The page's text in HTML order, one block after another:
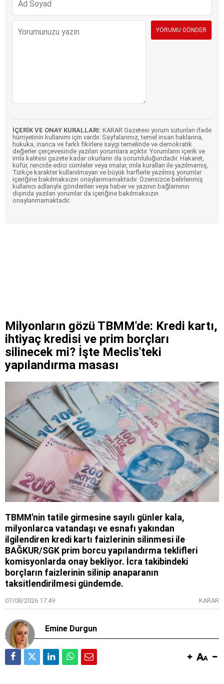
İÇERİK VE ONAY KURALLARI: KARAR Gazetesi yorum sütunları ifade
hürriyetinin kullanımı için vardır. Sayfalarımız, temel insan haklarına,
hukuka, inanca ve farklı fikirlere saygı temelinde ve demokratik
değerler çerçevesinde yazılan yorumlara açıktır. Yorumların içerik ve
imla kalitesi gazete kadar okurların da sorumluluğundadır. Hakaret,
küfür, rencide edici cümleler veya imalar, imla kuralları ile yazılmamış,
Türkçe karakter kullanılmayan ve büyük harflerle yazılmış yorumlar
içeriğine bakılmaksızın onaylanmamaktadır. Özensizce belirlenmiş
kullanıcı adlarıyla gönderilen veya haber ve yazının bağlamının
dışında yazılan yorumlar da içeriğine bakılmaksızın
onaylanmamaktadır.
Milyonların gözü TBMM'de: Kredi kartı,
ihtiyaç kredisi ve prim borçları
silinecek mi? İşte Meclis'teki
yapılandırma masası
TBMM'nin tatile girmesine sayılı günler kala,
milyonlarca vatandaşı ve esnafı yakından
ilgilendiren kredi kartı faizlerinin silinmesi ile
BAĞKUR/SGK prim borcu yapılandırma teklifleri
komisyonlarda onay bekliyor. İcra takibindeki
borçların faizlerinin silinip anaparanın
taksitlendirilmesi gündemde.
07/08/2026 17:49 KARAR
Emine Durgun